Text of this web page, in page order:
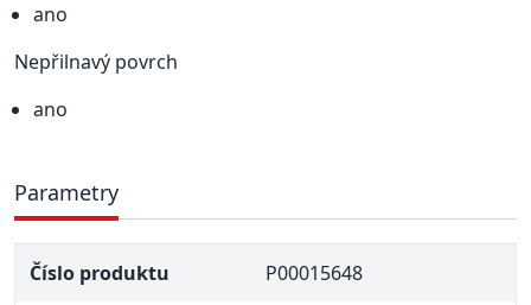
ano
Nepřilnavý povrch
ano
Parametry
Číslo produktu P00015648